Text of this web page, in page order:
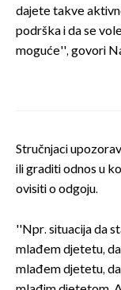
dajete takve
podrška i da se
moguće'', govori
Stručnjaci
ili graditi odnos u
ovisiti o odgoju.
''Npr. situacija da
mlađem djetetu,
mlađem djetetu,